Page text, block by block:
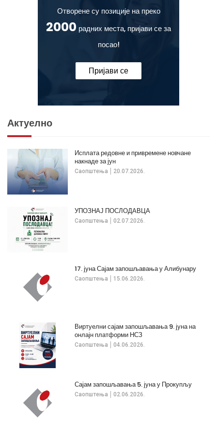
Отворене су позиције на преко
2000 радних места, пријави се за
посао!
Пријави се
Актуелно
Саопштења 20.07.2026.
Исплата редовне и привремене новчане
накнаде за јун
Саопштења 02.07.2026.
УПОЗНАЈ ПОСЛОДАВЦА
Саопштења 15.06.2026.
17. јуна Сајам запошљавања у Алибунару
Саопштења 04.06.2026.
Виртуелни сајам запошљавања 9. јуна на
онлајн платформи НСЗ
Саопштења 02.06.2026.
Сајам запошљавања 5. јуна у Прокупљу